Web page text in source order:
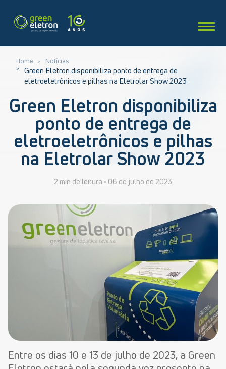
Home Notícias
Green Eletron disponibiliza ponto de entrega de
eletroeletrônicos e pilhas na Eletrolar Show 2023
Green Eletron disponibiliza
ponto de entrega de
eletroeletrônicos e pilhas
na Eletrolar Show 2023
2 min de leitura • 06 de julho de 2023
Entre os dias 10 e 13 de julho de 2023, a Green